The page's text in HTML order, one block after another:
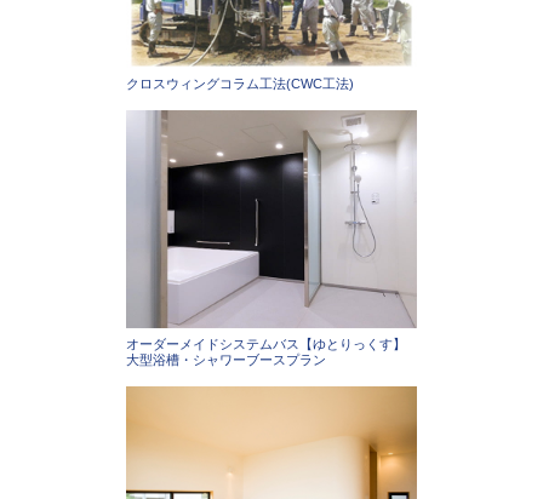
クロスウィングコラム工法(CWC工法)
オーダーメイドシステムバス【ゆとりっくす】
大型浴槽・シャワーブースプラン